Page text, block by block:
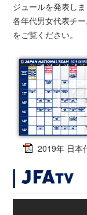
ジュールを発表しま
各年代男女代表チ
をご覧ください。
2019年 日本